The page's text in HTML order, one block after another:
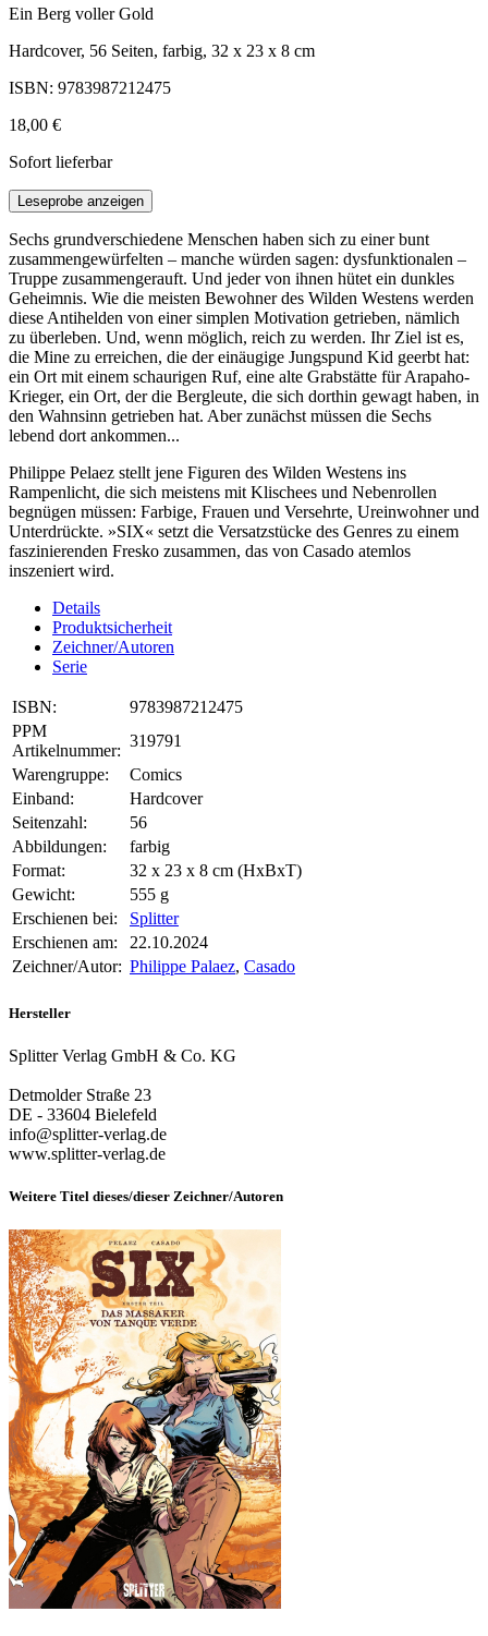
Ein Berg voller Gold
Hardcover, 56 Seiten, farbig, 32 x 23 x 8 cm
ISBN: 9783987212475
18,00 €
Sofort lieferbar
Leseprobe anzeigen
Sechs grundverschiedene Menschen haben sich zu einer bunt
zusammengewürfelten – manche würden sagen: dysfunktionalen –
Truppe zusammengerauft. Und jeder von ihnen hütet ein dunkles
Geheimnis. Wie die meisten Bewohner des Wilden Westens werden
diese Antihelden von einer simplen Motivation getrieben, nämlich
zu überleben. Und, wenn möglich, reich zu werden. Ihr Ziel ist es,
die Mine zu erreichen, die der einäugige Jungspund Kid geerbt hat:
ein Ort mit einem schaurigen Ruf, eine alte Grabstätte für Arapaho-
Krieger, ein Ort, der die Bergleute, die sich dorthin gewagt haben, in
den Wahnsinn getrieben hat. Aber zunächst müssen die Sechs
lebend dort ankommen...
Philippe Pelaez stellt jene Figuren des Wilden Westens ins
Rampenlicht, die sich meistens mit Klischees und Nebenrollen
begnügen müssen: Farbige, Frauen und Versehrte, Ureinwohner und
Unterdrückte. »SIX« setzt die Versatzstücke des Genres zu einem
faszinierenden Fresko zusammen, das von Casado atemlos
inszeniert wird.
Details
Produktsicherheit
Zeichner/Autoren
Serie
ISBN:
9783987212475
PPM
Artikelnummer:
319791
Warengruppe:
Comics
Einband:
Hardcover
Seitenzahl:
56
Abbildungen:
farbig
Format:
32 x 23 x 8 cm (HxBxT)
Gewicht:
555 g
Erschienen bei:
Splitter
Erschienen am:
22.10.2024
Zeichner/Autor: Philippe Palaez, Casado
Hersteller
Splitter Verlag GmbH & Co. KG
Detmolder Straße 23
DE - 33604 Bielefeld
info@splitter-verlag.de
www.splitter-verlag.de
Weitere Titel dieses/dieser Zeichner/Autoren